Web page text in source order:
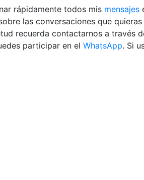
rápidamente todos mis mensajes
las conversaciones que quieras
recuerda contactarnos a través
participar en el WhatsApp. Si